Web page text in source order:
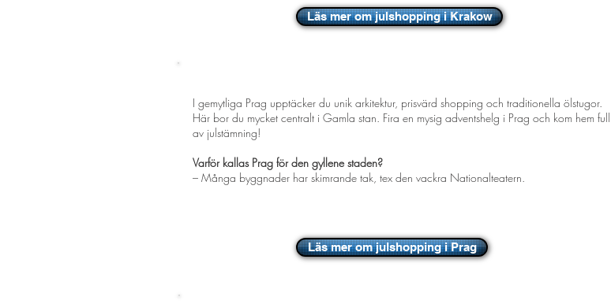
Läs mer om julshopping i Krakow
I gemytliga Prag upptäcker du unik arkitektur, prisvärd shopping och traditionella ölstugor.
Här bor du mycket centralt i Gamla stan. Fira en mysig adventshelg i Prag och kom hem full
av julstämning!
Varför kallas Prag för den gyllene staden?
– Många byggnader har skimrande tak, tex den vackra Nationalteatern.
Läs mer om julshopping i Prag